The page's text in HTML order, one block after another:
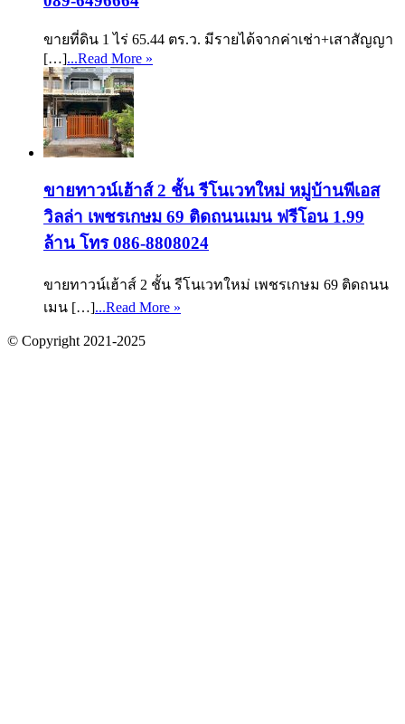
ขายที่ดิน 1 ไร่ 65.44 ตร.ว. มีรายได้จากค่าเช่า+เสาสัญญา
[…]...Read More »
ขายทาวน์เฮ้าส์ 2 ชั้น รีโนเวทใหม่ หมู่บ้านพีเอส
วิลล่า เพชรเกษม 69 ติดถนนเมน ฟรีโอน 1.99
ล้าน โทร 086-8808024
ขายทาวน์เฮ้าส์ 2 ชั้น รีโนเวทใหม่ เพชรเกษม 69 ติดถนน
เมน […]...Read More »
© Copyright 2021-2025